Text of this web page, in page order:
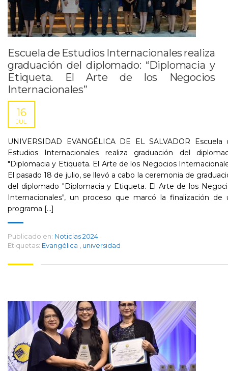
Escuela de Estudios Internacionales realiza
graduación del diplomado: “Diplomacia y
Etiqueta. El Arte de los Negocios
Internacionales”
16
JUL
UNIVERSIDAD EVANGÉLICA DE EL SALVADOR Escuela
Estudios Internacionales realiza graduación del
"Diplomacia y Etiqueta. El Arte de los Negocios
El pasado 18 de julio, se llevó a cabo la ceremonia de
del diplomado "Diplomacia y Etiqueta. El Arte de los
Internacionales", un proceso que marcó la finalización de
programa [...]
Publicado en: Noticias 2024
Etiquetas: Evangélica universidad